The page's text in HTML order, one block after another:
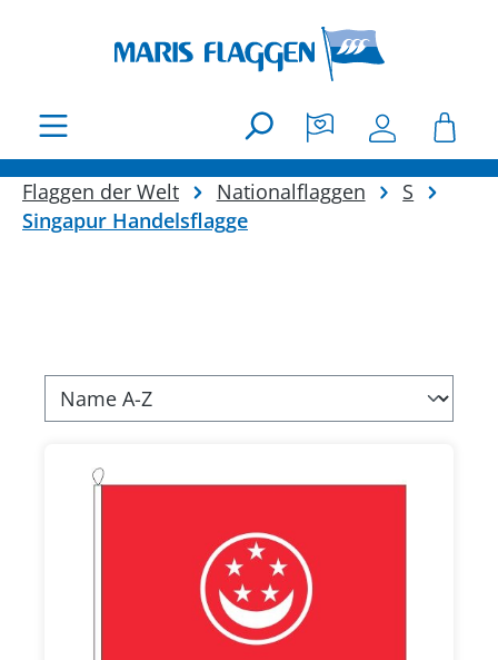
Flaggen der Welt Nationalflaggen
S
Singapur Handelsflagge